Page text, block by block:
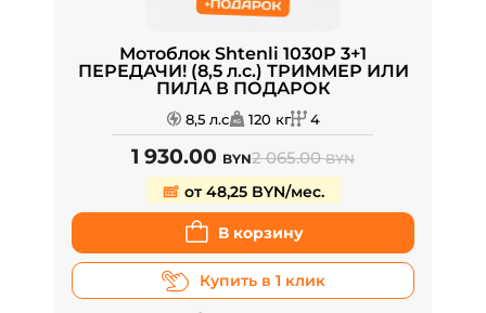
Мотоблок Shtenli 1030P 3+1
ПЕРЕДАЧИ! (8,5 л.с.) ТРИММЕР ИЛИ
ПИЛА В ПОДАРОК
8,5 л.с 120 кг 4
1 930.00 BYN2 065.00BYN
от 48,25 BYN/мес.
В корзину
Купить в 1 клик